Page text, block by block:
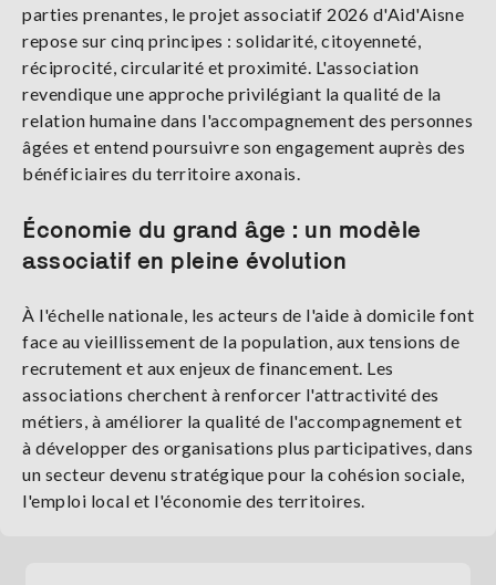
parties prenantes, le projet associatif 2026 d'Aid'Aisne
repose sur cinq principes : solidarité, citoyenneté,
réciprocité, circularité et proximité. L'association
revendique une approche privilégiant la qualité de la
relation humaine dans l'accompagnement des personnes
âgées et entend poursuivre son engagement auprès des
bénéficiaires du territoire axonais.
Économie du grand âge : un modèle
associatif en pleine évolution
À l'échelle nationale, les acteurs de l'aide à domicile font
face au vieillissement de la population, aux tensions de
recrutement et aux enjeux de financement. Les
associations cherchent à renforcer l'attractivité des
métiers, à améliorer la qualité de l'accompagnement et
à développer des organisations plus participatives, dans
un secteur devenu stratégique pour la cohésion sociale,
l'emploi local et l'économie des territoires.